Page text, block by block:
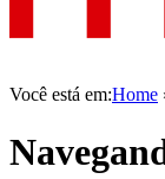
Você está em:Home